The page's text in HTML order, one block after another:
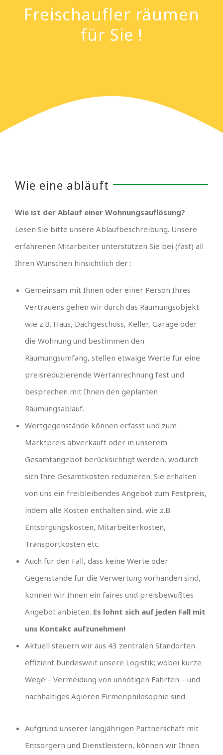
Freischaufler räumen
für Sie !
Wie eine abläuft
Wie ist der Ablauf einer Wohnungsauflösung?
Lesen Sie bitte unsere Ablaufbeschreibung. Unsere
erfahrenen Mitarbeiter unterstützen Sie bei (fast) all
Ihren Wünschen hinsichtlich der :
Gemeinsam mit Ihnen oder einer Person Ihres
Vertrauens gehen wir durch das Räumungsobjekt
wie z.B. Haus, Dachgeschoss, Keller, Garage oder
die Wohnung und bestimmen den
Räumungsumfang, stellen etwaige Werte für eine
preisreduzierende Wertanrechnung fest und
besprechen mit Ihnen den geplanten
Räumungsablauf.
Wertgegenstände können erfasst und zum
Marktpreis abverkauft oder in unserem
Gesamtangebot berücksichtigt werden, wodurch
sich Ihre Gesamtkosten reduzieren. Sie erhalten
von uns ein freibleibendes Angebot zum Festpreis,
indem alle Kosten enthalten sind, wie z.B.
Entsorgungskosten, Mitarbeiterkosten,
Transportkosten etc.
Auch für den Fall, dass keine Werte oder
Gegenstände für die Verwertung vorhanden sind,
können wir Ihnen ein faires und preisbewußtes
Angebot anbieten. Es lohnt sich auf jeden Fall mit
uns Kontakt aufzunehmen!
Aktuell steuern wir aus 43 zentralen Standorten
effizient bundesweit unsere Logistik; wobei kurze
Wege – Vermeidung von unnötigen Fahrten – und
nachhaltiges Agieren Firmenphilosophie sind
Aufgrund unserer langjährigen Partnerschaft mit
Entsorgern und Dienstleistern, können wir Ihnen